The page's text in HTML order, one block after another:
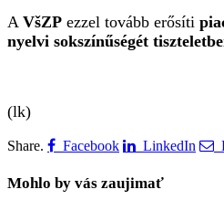
A VšZP ezzel tovább erősíti
nyelvi sokszínűségét
(lk)
Share. Facebook LinkedIn
Mohlo by vás zaujimať